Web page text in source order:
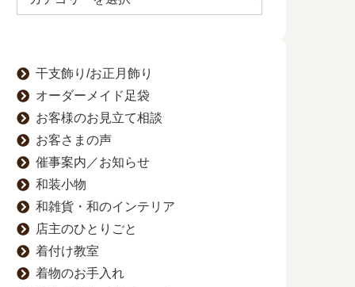
干支飾り/お正月飾り
オーダーメイド足袋
お客様のお見立て相談
お客さまの声
催事案内／お知らせ
和装小物
和雑貨・和のインテリア
店主のひとりごと
着付け教室
着物のお手入れ